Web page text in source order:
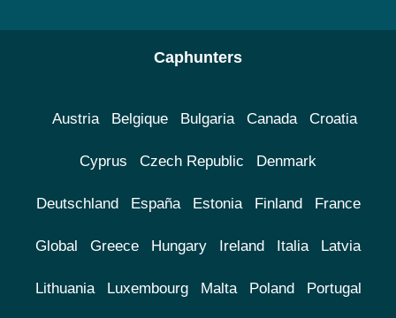
Caphunters
Austria Belgique Bulgaria Canada Croatia
Cyprus Czech Republic Denmark
Deutschland España Estonia Finland France
Global Greece Hungary Ireland Italia Latvia
Lithuania Luxembourg Malta Poland Portugal